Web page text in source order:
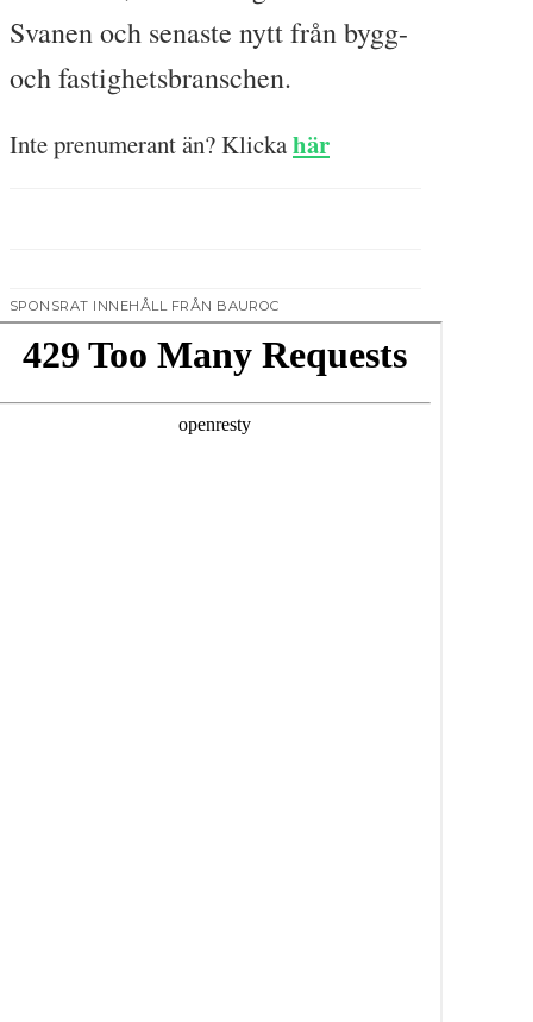
Svanen och senaste nytt från bygg-
och fastighetsbranschen.
Inte prenumerant än? Klickahär
SPONSRAT INNEHÅLL FRÅN BAUROC